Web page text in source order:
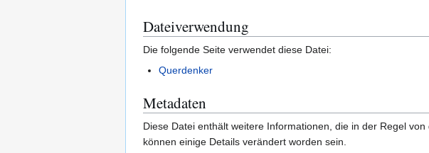
Dateiverwendung
Die folgende Seite verwendet diese Datei:
Querdenker
Metadaten
Diese Datei enthält weitere Informationen, die in der Regel
können einige Details verändert worden sein.